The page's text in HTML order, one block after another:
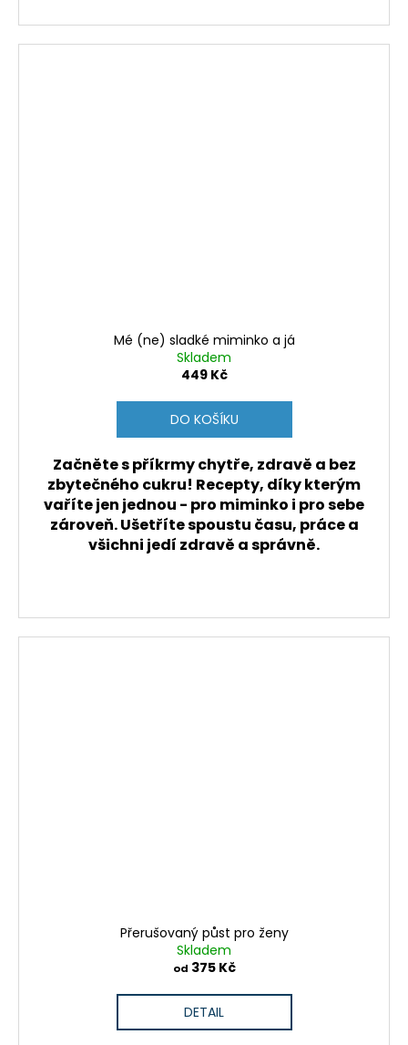
Mé (ne) sladké miminko a já
Skladem
449 Kč
DO KOŠÍKU
Začněte s příkrmy chytře, zdravě a bez
zbytečného cukru! Recepty, díky kterým
vaříte jen jednou - pro miminko i pro sebe
zároveň. Ušetříte spoustu času, práce a
všichni jedí zdravě a správně.
Přerušovaný půst pro ženy
Skladem
od 375 Kč
DETAIL